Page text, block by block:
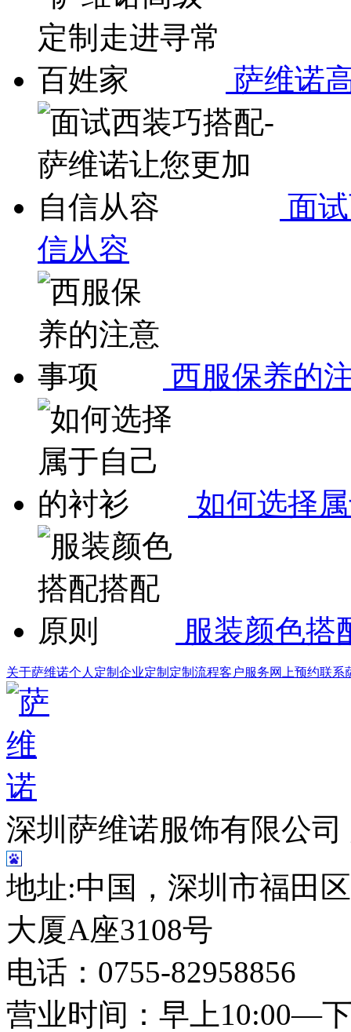
萨维诺
面
信从容
西服保养的
如何选择
服装颜色搭
关于萨维诺个人定制 企业定制 定制流程客户服务网上预约联系
深圳萨维诺服饰有限公
地址:中国，深圳市福田
大厦A座3108号
电话：0755-82958856
营业时间：早上10:00—